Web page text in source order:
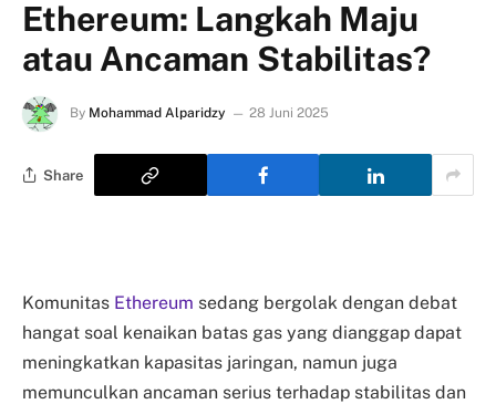
Ethereum: Langkah Maju
atau Ancaman Stabilitas?
By Mohammad Alparidzy 28 Juni 2025
Share
Komunitas Ethereum sedang bergolak dengan debat
hangat soal kenaikan batas gas yang dianggap dapat
meningkatkan kapasitas jaringan, namun juga
memunculkan ancaman serius terhadap stabilitas dan